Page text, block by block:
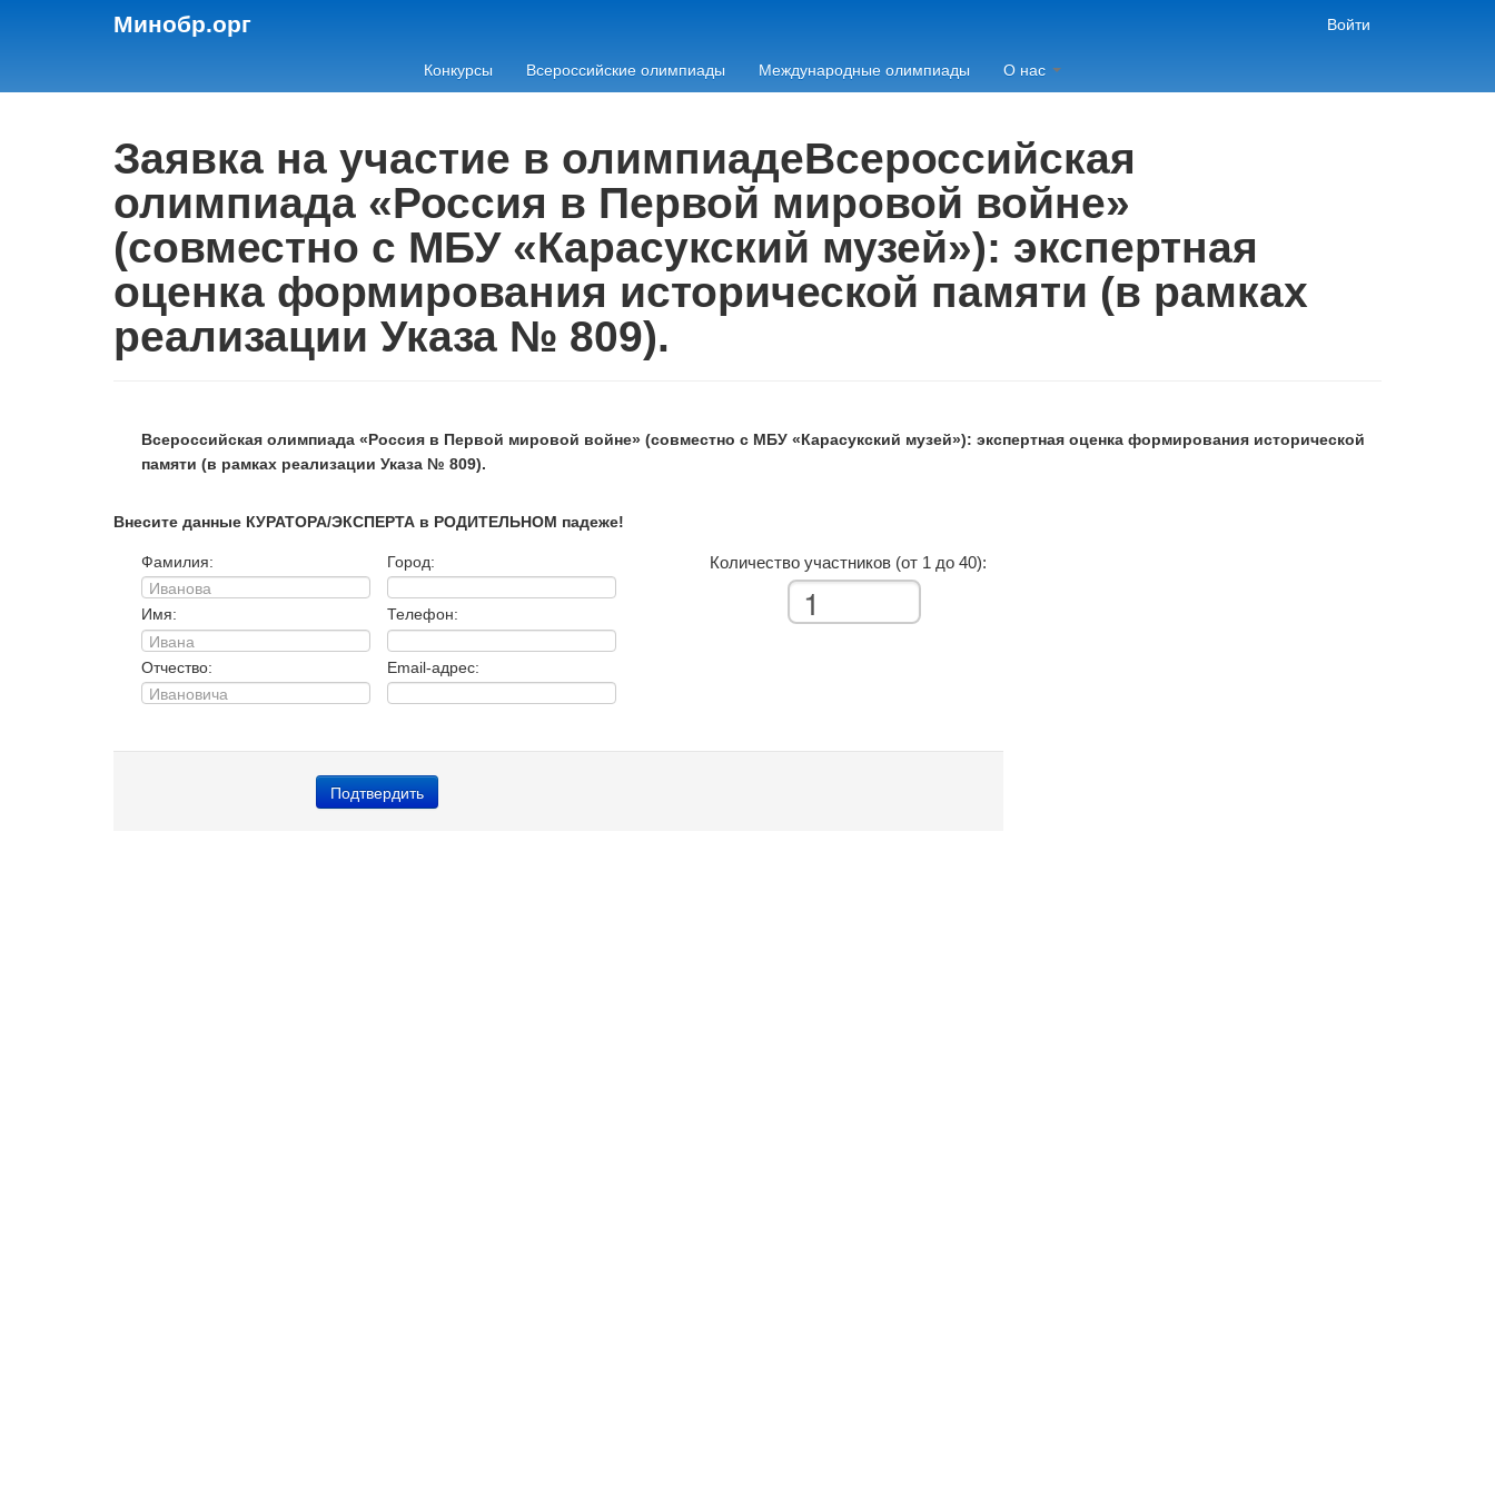
Минобр.орг Войти
Конкурсы Всероссийские олимпиады Международные олимпиады О нас
Заявка на участие в олимпиадеВсероссийская
олимпиада «Россия в Первой мировой войне»
(совместно с МБУ «Карасукский музей»): экспертная
оценка формирования исторической памяти (в рамках
реализации Указа № 809).
Всероссийская олимпиада «Россия в Первой мировой войне» (совместно с МБУ «Карасукский музей»): экспертная оценка формирования исторической
памяти (в рамках реализации Указа № 809).
Внесите данные КУРАТОРА/ЭКСПЕРТА в РОДИТЕЛЬНОМ падеже!
Количество участников (от 1 до 40):
Фамилия:
Имя:
Отчество:
Город:
Телефон:
Email-адрес: